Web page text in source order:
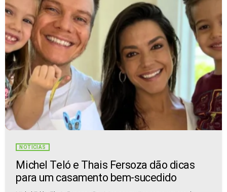
NOTÍCIAS
Michel Teló e Thais Fersoza dão dicas
para um casamento bem-sucedido